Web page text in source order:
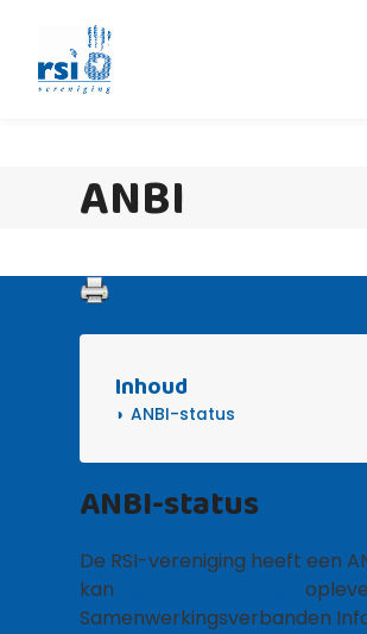
content
ANBI
Inhoud
ANBI-status
ANBI-status
De RSI-vereniging heeft een
kan
Samenwerkingsverbanden